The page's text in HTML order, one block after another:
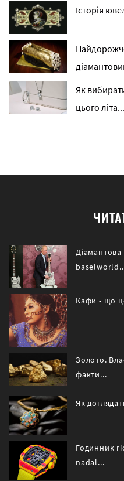
Історія
Як
цього літа...
Діамантова
Кафи - що
Золото.
факти...
Як
Годинник
nadal...